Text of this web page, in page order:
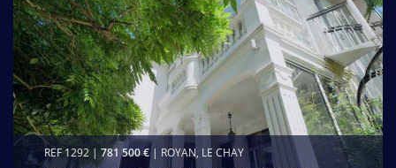
REF 1292 |781 500 €| ROYAN, LE CHAY